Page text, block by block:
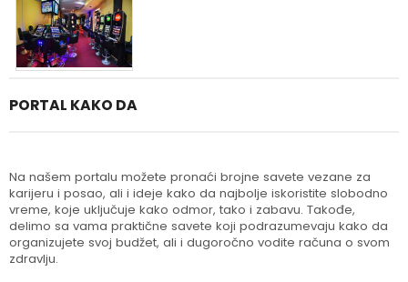
PORTAL KAKO DA
Na našem portalu možete pronaći brojne savete vezane za
karijeru i posao, ali i ideje kako da najbolje iskoristite slobodno
vreme, koje uključuje kako odmor, tako i zabavu. Takođe,
delimo sa vama praktične savete koji podrazumevaju kako da
organizujete svoj budžet, ali i dugoročno vodite računa o svom
zdravlju.